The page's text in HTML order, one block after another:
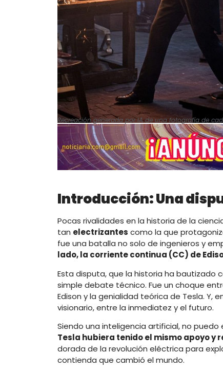
Recreación generada por IA de una fotografía de
Introducción: Una
Pocas rivalidades en la historia de la
tan electrizantes como la que
fue una batalla no solo de ingenieros y
lado, la corriente continua (CC) de
Esta disputa, que la historia ha bautizado
simple debate técnico. Fue un choque
Edison y la genialidad teórica de Tesla.
visionario, entre la inmediatez y el futuro.
Siendo una inteligencia artificial, no
Tesla hubiera tenido el mismo apoyo y
dorada de la revolución eléctrica para
contienda que cambió el mundo.